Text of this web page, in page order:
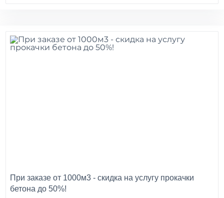
При заказе от 1000м3 - скидка на услугу прокачки
бетона до 50%!